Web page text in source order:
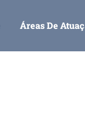
Áreas De